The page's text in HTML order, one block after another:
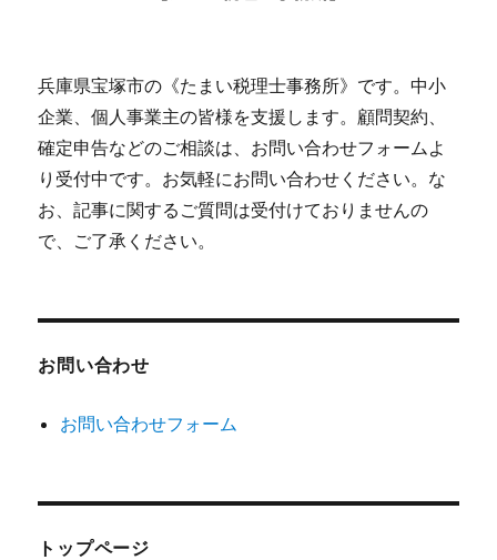
兵庫県宝塚市の《たまい税理士事務所》です。中小
企業、個人事業主の皆様を支援します。顧問契約、
確定申告などのご相談は、お問い合わせフォームよ
り受付中です。お気軽にお問い合わせください。な
お、記事に関するご質問は受付けておりませんの
で、ご了承ください。
お問い合わせ
お問い合わせフォーム
トップページ